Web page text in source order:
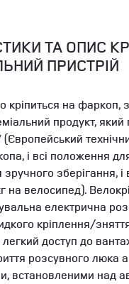
ТА ОПИС
ПРИСТРІЙ
кріпиться на фаркоп,
продукт, який
(Європейський
і всі положення
зберігання,
на велосипед).
електрична
кріплення/
доступ до
розсувного люка
встановленими над